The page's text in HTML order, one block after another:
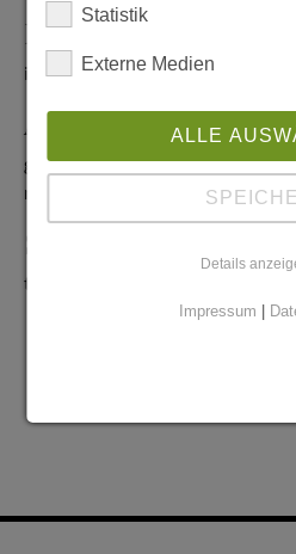
Redaktionelle
info@stadtglanz.de
Anzeigen-Service
graen@mediaworldgmbh.deoder
meyer@mediaworldgmbh.de
tipps@stadtglanz.de
Statistik
Externe Medien
ALLE
Details
Impressum |